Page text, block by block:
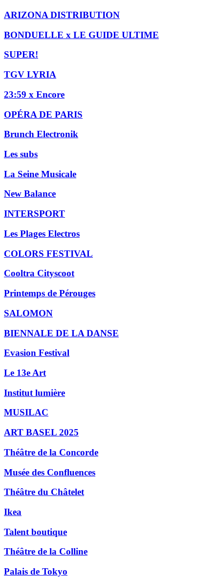
ARIZONA DISTRIBUTION
BONDUELLE x LE GUIDE ULTIME
SUPER!
TGV LYRIA
23:59 x Encore
OPÉRA DE PARIS
Brunch Electronik
Les subs
La Seine Musicale
New Balance
INTERSPORT
Les Plages Electros
COLORS FESTIVAL
Cooltra Cityscoot
Printemps de Pérouges
SALOMON
BIENNALE DE LA DANSE
Evasion Festival
Le 13e Art
Institut lumière
MUSILAC
ART BASEL 2025
Théâtre de la Concorde
Musée des Confluences
Théâtre du Châtelet
Ikea
Talent boutique
Théâtre de la Colline
Palais de Tokyo